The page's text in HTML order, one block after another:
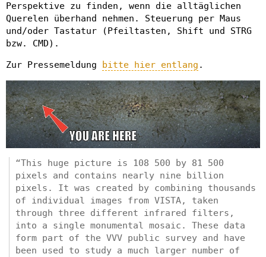
Perspektive zu finden, wenn die alltäglichen
Querelen überhand nehmen. Steuerung per Maus
und/oder Tastatur (Pfeiltasten, Shift und STRG
bzw. CMD).
Zur Pressemeldung
bitte hier entlang .
“This huge picture is 108 500 by 81 500
pixels and contains nearly nine billion
pixels. It was created by combining thousands
of individual images from VISTA, taken
through three different infrared filters,
into a single monumental mosaic. These data
form part of the VVV public survey and have
been used to study a much larger number of